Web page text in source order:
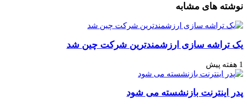
نوشته های مشابه
یک تراشه سازی ارزشمندترین شرکت چین شد
1 هفته پیش
پدر اینترنت بازنشسته می شود